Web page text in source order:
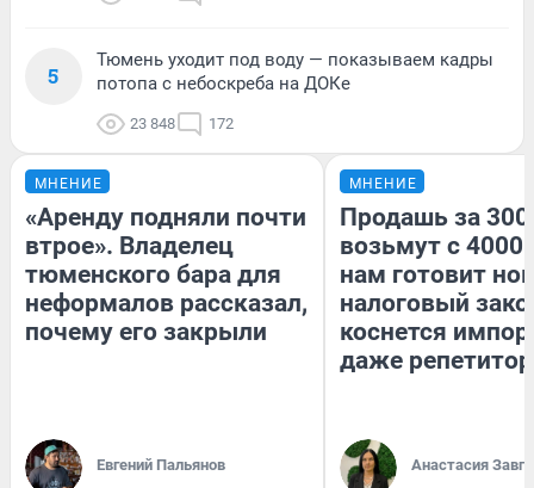
5
Тюмень уходит под воду — показываем кадры
потопа с небоскреба на ДОКе
23 848 172
МНЕНИЕ
«Аренду подняли почти
втрое». Владелец
тюменского бара для
неформалов рассказал,
почему его закрыли
Евгений Пальянов
МНЕНИЕ
Продашь за
возьмут с
нам готовит
налоговый
коснется
даже
Анастасия